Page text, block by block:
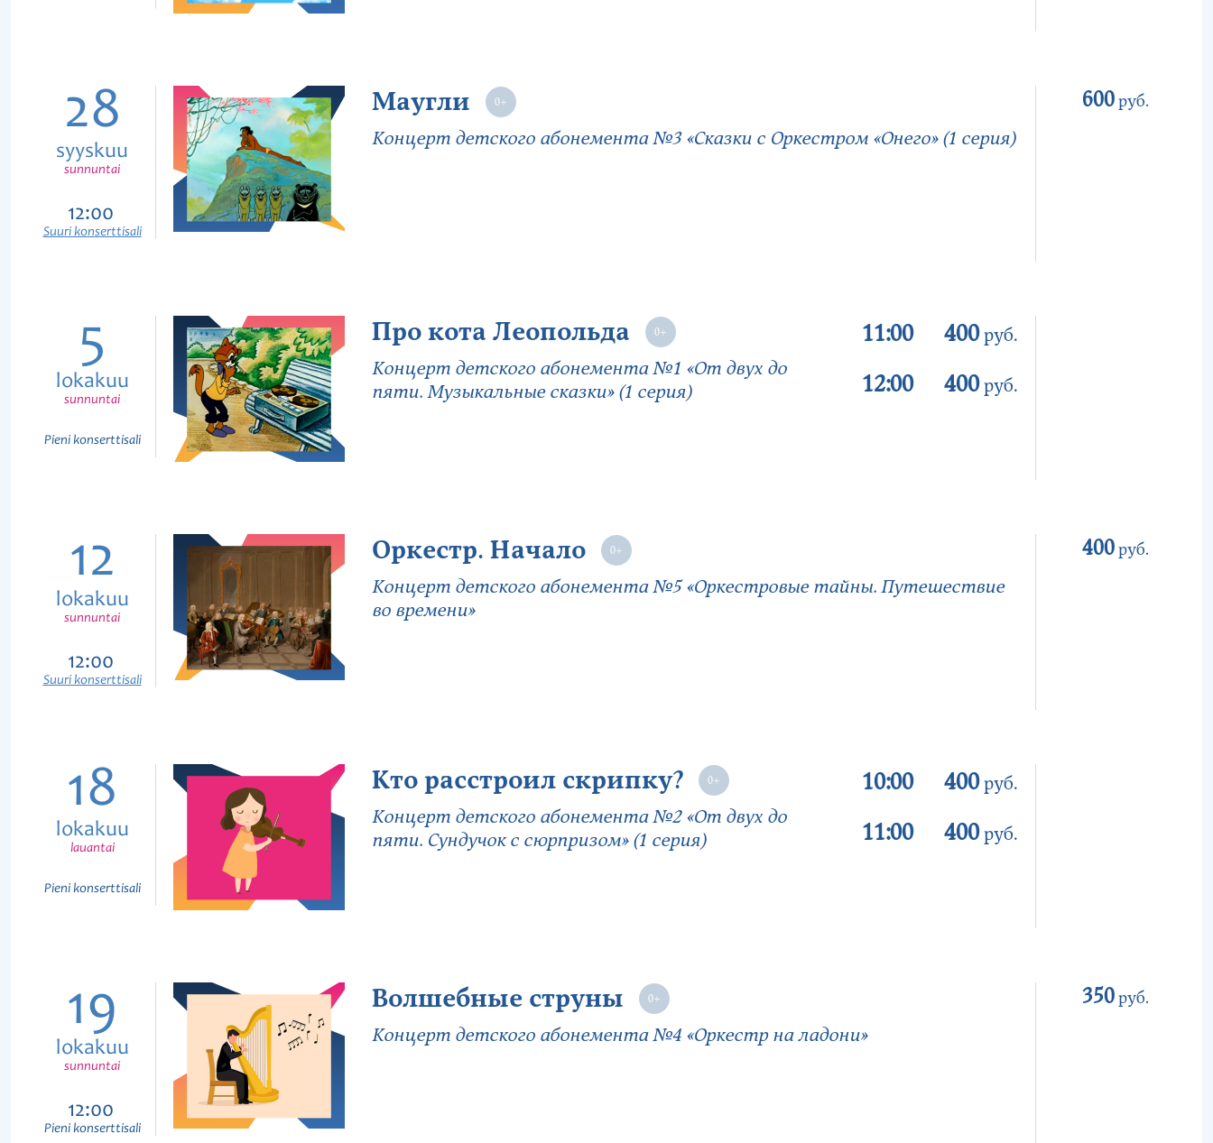
28
syyskuu
sunnuntai
12:00
Suuri konserttisali
Маугли
Концерт детского абонемента №3 «Сказки с Оркестром «Онего» (1 серия)
600руб.
5
lokakuu
sunnuntai
Pieni konserttisali
Про кота Леопольда
Концерт детского абонемента №1 «От двух до
пяти. Музыкальные сказки» (1 серия)
11:00 400руб.
12:00 400руб.
12
lokakuu
sunnuntai
12:00
Suuri konserttisali
Оркестр. Начало
Концерт детского абонемента №5 «Оркестровые тайны. Путешествие
во времени»
400руб.
18
lokakuu
lauantai
Pieni konserttisali
Кто расстроил скрипку?
Концерт детского абонемента №2 «От двух до
пяти. Сундучок с сюрпризом» (1 серия)
10:00 400руб.
11:00 400руб.
19
lokakuu
sunnuntai
12:00
Pieni konserttisali
Волшебные струны
Концерт детского абонемента №4 «Оркестр на ладони»
350руб.